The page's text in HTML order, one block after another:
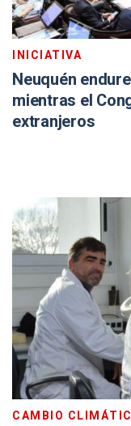
INICIATIVA
Neuquén
mientras el
extranjeros
CAMBIO